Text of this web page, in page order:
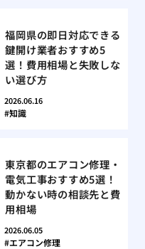
福岡県の即日対応できる
鍵開け業者おすすめ5
選！費用相場と失敗しな
い選び方
2026.06.16
知識
東京都のエアコン修理・
電気工事おすすめ5選！
動かない時の相談先と費
用相場
2026.06.05
エアコン修理